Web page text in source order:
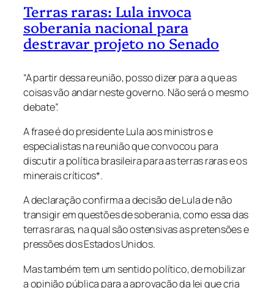
Terras raras: Lula invoca
soberania nacional para
destravar projeto no Senado
“A partir dessa reunião, posso dizer para a que as
coisas vão andar neste governo. Não será o mesmo
debate”.
A frase é do presidente Lula aos ministros e
especialistas na reunião que convocou para
discutir a política brasileira para as terras raras e os
minerais críticos*.
A declaração confirma a decisão de Lula de não
transigir em questões de soberania, como essa das
terras raras, na qual são ostensivas as pretensões e
pressões dos Estados Unidos.
Mas também tem um sentido político, de mobilizar
a opinião pública para a aprovação da lei que cria